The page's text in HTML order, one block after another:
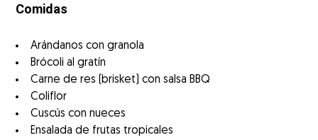
Comidas
Arándanos con granola
Brócoli al gratín
Carne de res (brisket) con salsa BBQ
Coliflor
Cuscús con nueces
Ensalada de frutas tropicales